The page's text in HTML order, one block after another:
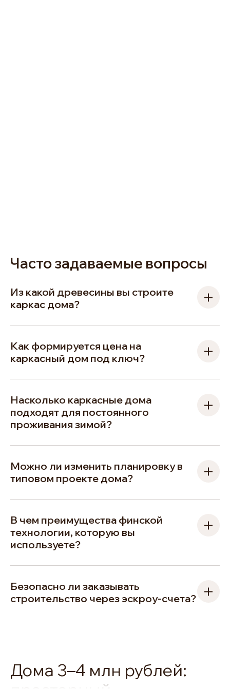
Часто задаваемые вопросы
Из какой древесины вы строите
каркас дома?
Как формируется цена на
каркасный дом под ключ?
Насколько каркасные дома
подходят для постоянного
проживания зимой?
Можно ли изменить планировку в
типовом проекте дома?
В чем преимущества финской
технологии, которую вы
используете?
Безопасно ли заказывать
строительство через эскроу-счета?
Дома 3–4 млн рублей: